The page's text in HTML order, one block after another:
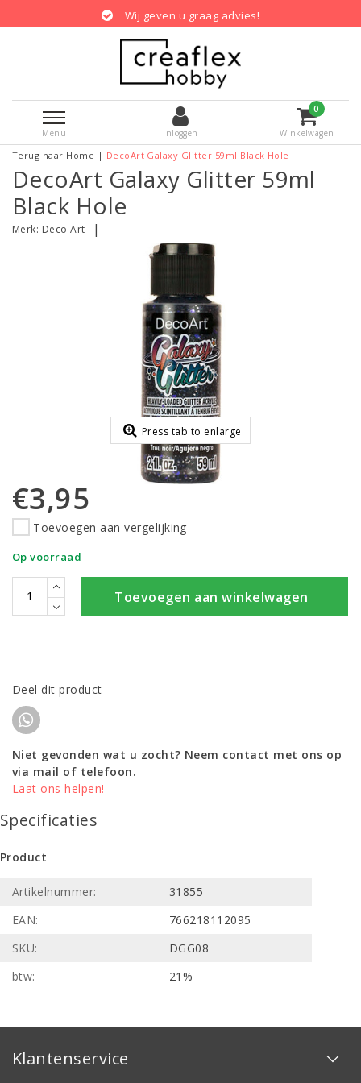
Wij geven u graag advies!
Menu Inloggen
0
Winkelwagen
Terug naar Home | DecoArt Galaxy Glitter 59ml Black Hole
DecoArt Galaxy Glitter 59ml
Black Hole
Merk: Deco Art |
Press tab to enlarge
€3,95
Toevoegen aan vergelijking
Op voorraad
Toevoegen aan winkelwagen
Deel dit product
Niet gevonden wat u zocht? Neem contact met ons op
via mail of telefoon.
Laat ons helpen!
Specificaties
Product
Artikelnummer:
31855
EAN:
766218112095
SKU:
DGG08
btw:
21%
Klantenservice